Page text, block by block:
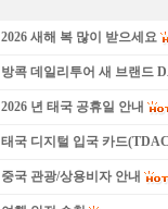
2026 새해 복 많이 받으세요
방콕 데일리투어 새 브랜드
2026 년 태국 공휴일 안내
태국 디지털 입국 카드
중국 관광/상용비자 안내